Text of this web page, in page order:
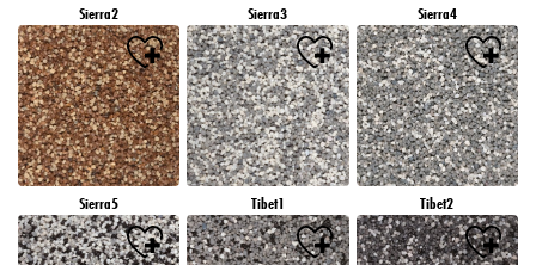
Sierra2 Sierra3 Sierra4
Sierra5 Tibet1 Tibet2